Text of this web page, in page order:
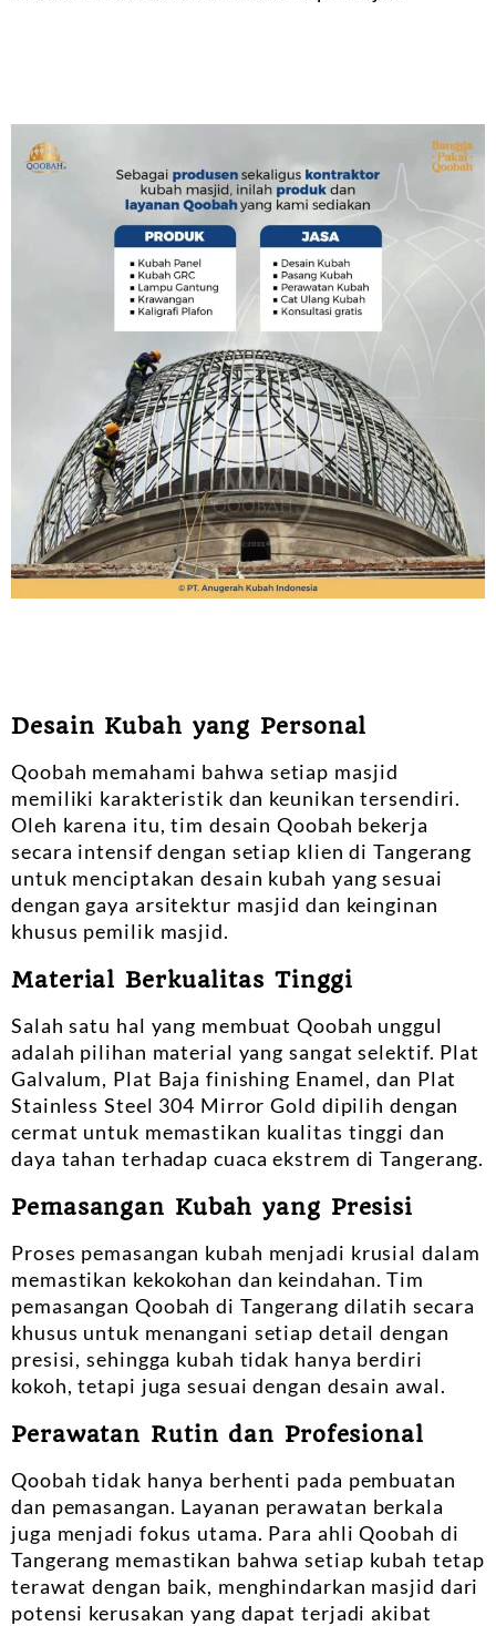
Desain Kubah yang Personal
Qoobah memahami bahwa setiap masjid
memiliki karakteristik dan keunikan tersendiri.
Oleh karena itu, tim desain Qoobah bekerja
secara intensif dengan setiap klien di Tangerang
untuk menciptakan desain kubah yang sesuai
dengan gaya arsitektur masjid dan keinginan
khusus pemilik masjid.
Material Berkualitas Tinggi
Salah satu hal yang membuat Qoobah unggul
adalah pilihan material yang sangat selektif. Plat
Galvalum, Plat Baja finishing Enamel, dan Plat
Stainless Steel 304 Mirror Gold dipilih dengan
cermat untuk memastikan kualitas tinggi dan
daya tahan terhadap cuaca ekstrem di Tangerang.
Pemasangan Kubah yang Presisi
Proses pemasangan kubah menjadi krusial dalam
memastikan kekokohan dan keindahan. Tim
pemasangan Qoobah di Tangerang dilatih secara
khusus untuk menangani setiap detail dengan
presisi, sehingga kubah tidak hanya berdiri
kokoh, tetapi juga sesuai dengan desain awal.
Perawatan Rutin dan Profesional
Qoobah tidak hanya berhenti pada pembuatan
dan pemasangan. Layanan perawatan berkala
juga menjadi fokus utama. Para ahli Qoobah di
Tangerang memastikan bahwa setiap kubah tetap
terawat dengan baik, menghindarkan masjid dari
potensi kerusakan yang dapat terjadi akibat